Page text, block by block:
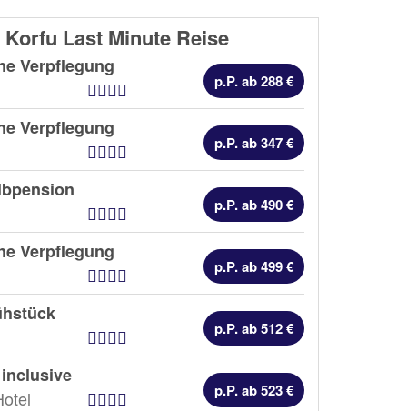
Last Minute Reise
Verpflegung
Hotel Kategorienp.P. ab 288 €
Verpflegung
Hotel Kategorienp.P. ab 347 €
Hotel Kategorienp.P. ab 490 €
Verpflegung
Hotel Kategorienp.P. ab 499 €
Hotel Kategorienp.P. ab 512 €
Hotel Kategorienp.P. ab 523 €